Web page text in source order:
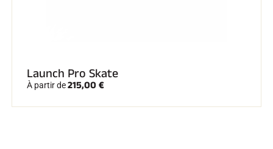
Launch Pro Skate
À partir de215,00 €